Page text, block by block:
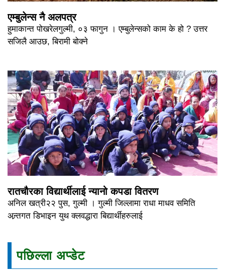
एम्बुलेन्स नै अलपत्र
हुमाकान्त पोखरेलगुल्मी, ०३ फागुन । एम्बुलेन्सको काम के हो ? उत्तर
सजिलै आउछ, बिरामी बोक्ने
रातचौरका विद्यार्थीलाई न्यानो कपडा वितरण
अनिल खत्री२२ पुस, गुल्मी । गुल्मी जिल्लामा राधा माधव समिति
अन्र्तगत डिभाइन युथ क्लवद्धारा बिद्यार्थीहरुलाई
पछिल्ला अप्डेट